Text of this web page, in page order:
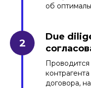
об
Due
договора,